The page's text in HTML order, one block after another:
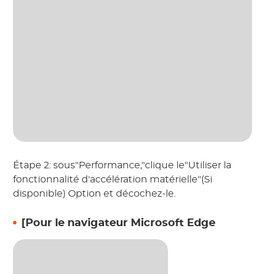
Étape 2: sous"Performance,"clique le"Utiliser la
fonctionnalité d'accélération matérielle"(Si
disponible) Option et décochez-le.
[Pour le navigateur Microsoft Edge